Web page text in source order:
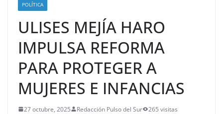
POLÍTICA
ULISES MEJÍA HARO
IMPULSA REFORMA
PARA PROTEGER A
MUJERES E INFANCIAS
27 octubre, 2025 Redacción Pulso del Sur 265 visitas